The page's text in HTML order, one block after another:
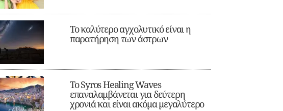
Το καλύτερο αγχολυτικό είναι η
παρατήρηση των άστρων
Το Syros Healing Waves
επαναλαμβάνεται για δεύτερη
χρονιά και είναι ακόμα μεγαλύτερο